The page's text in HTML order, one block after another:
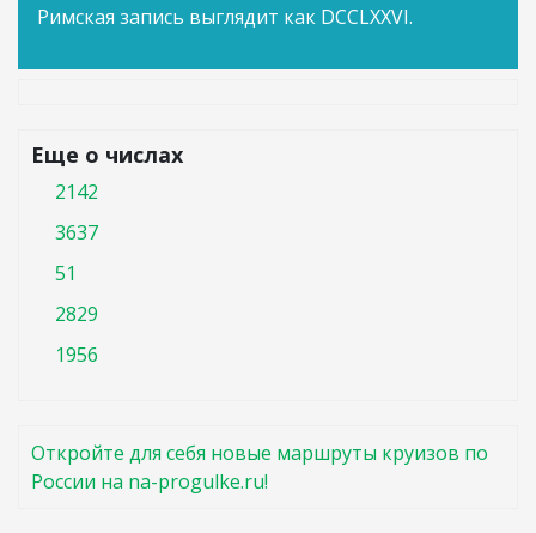
Римская запись выглядит как DCCLXXVI.
Еще о числах
2142
3637
51
2829
1956
Откройте для себя новые маршруты круизов по
России на na-progulke.ru!